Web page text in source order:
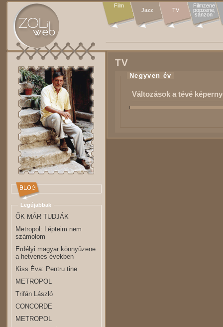
Film
Jazz TV
Filmzene
popzene,
sanzon
TV
Negyven év
Változások a tévé
Legújabbak
ŐK MÁR TUDJÁK
Metropol: Lépteim nem
számolom
Erdélyi magyar könnyûzene
a hetvenes években
Kiss Éva: Pentru tine
METROPOL
Trifán László
CONCORDE
METROPOL